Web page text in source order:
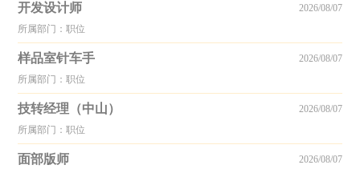
开发设计师
所属部门：职位
2026/08/07
样品室针车手
所属部门：职位
2026/08/07
技转经理（中山）
所属部门：职位
2026/08/07
面部版师 2026/08/07